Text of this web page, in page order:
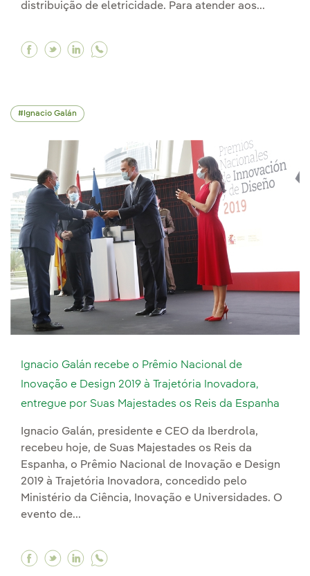
distribuição de eletricidade. Para atender aos...
Facebook A Iberdrola criou seu Hub Global
Twitter A Iberdrola criou seu Hub Global
Linkedin A Iberdrola criou seu Hub
Ignacio Galán
Ignacio Galán recebe o Prêmio Nacional de
Inovação e Design 2019 à Trajetória Inovadora,
entregue por Suas Majestades os Reis da Espanha
Ignacio Galán, presidente e CEO da Iberdrola,
recebeu hoje, de Suas Majestades os Reis da
Espanha, o Prêmio Nacional de Inovação e Design
2019 à Trajetória Inovadora, concedido pelo
Ministério da Ciência, Inovação e Universidades. O
evento de...
Facebook Ignacio Galán recebe o Prêmio
Twitter Ignacio Galán recebe o Prêmio
Linkedin Ignacio Galán recebe o